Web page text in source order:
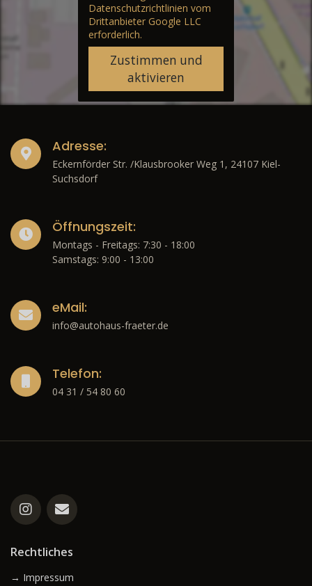
Datenschutzrichtlinien vom
Drittanbieter Google LLC
erforderlich.
Zustimmen und
aktivieren
Adresse:
Eckernförder Str. /Klausbrooker Weg 1, 24107 Kiel-
Suchsdorf
Öffnungszeit:
Montags - Freitags: 7:30 - 18:00
Samstags: 9:00 - 13:00
eMail:
info@autohaus-fraeter.de
Telefon:
04 31 / 54 80 60
Rechtliches
→ Impressum